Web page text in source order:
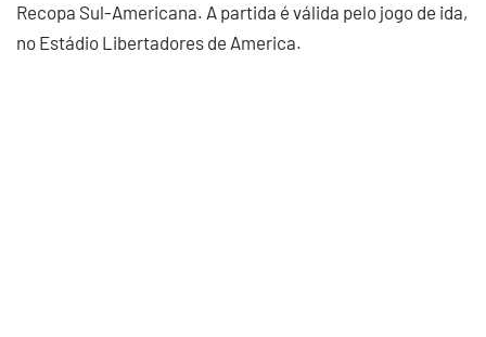
Recopa Sul-Americana. A partida é válida pelo jogo de ida,
no Estádio Libertadores de America.